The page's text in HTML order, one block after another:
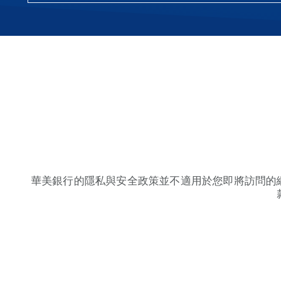
華美銀行的隱私與安全政策並不適用於您即將訪問